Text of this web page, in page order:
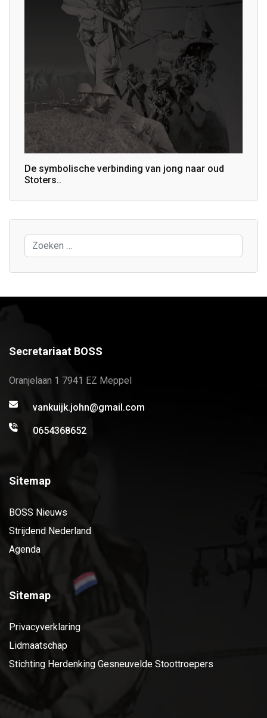
De symbolische verbinding van jong naar oud
Stoters..
Zoeken
Secretariaat BOSS
Oranjelaan 1 7941 EZ Meppel
vankuijk.john@gmail.com
0654368652
Sitemap
BOSS Nieuws
Strijdend Nederland
Agenda
Sitemap
Privacyverklaring
Lidmaatschap
Stichting Herdenking Gesneuvelde Stoottroepers